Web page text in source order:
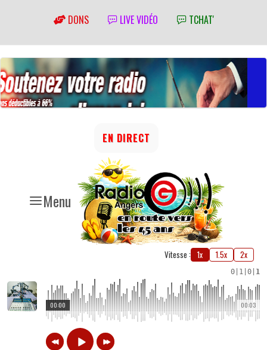
DONS LIVE VIDÉO TCHAT'
Menu
EN DIRECT
Vitesse : 1x 1.5x 2x
0 1 0 1
00:03
00:00